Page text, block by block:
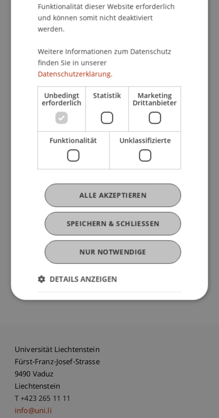
könnte. Ähnliche Regeln werden für die
Überarbeitung der UCITS-Richtlinie (UCITS V)
erwartet.
Anlässlich des 5. Liechtensteinischen
Fondsforums wollen wir rechtliche Ausblicke auf
diese zukünftigen Entwicklungen und deren
geschäftliche Konsequenzen geben.
Dazu begrüssen wir den Experten John R. Siena
London GB). Herr Siena berichtet insbesondere
über die Beziehungen der Depotbanken zum
Prime Broker unter den Bestimmungen der AIFM-
Neben Herrn Siena referiert Sebastiaan N.
Hooghiemstra, wissenschaftlicher Mitarbeiter am
Propter Homines Lehrstuhl für Bank- und
Finanzmarktrecht. Herr Hooghiemstra wird das
neue Pflichtenheft der Depotbanken unter der
AIFM-Richtlinie vorstellen.
Universität Liechtenstein
Fürst-Franz-Josef-Strasse
9490 Vaduz
Liechtenstein
T +423 265 11 11
info@uni.li
Funktionalität dieser Website erforderlich
und können somit nicht deaktiviert
werden.
Weitere Informationen zum Datenschutz
finden Sie in unserer
Datenschutzerklärung.
Unbedingt
erforderlich
Statistik Marketing
Drittanbieter
Funktionalität Unklassifizierte
SPEICHERN & SCHLIESSEN
ALLE AKZEPTIEREN
NUR NOTWENDIGE
DETAILS ANZEIGEN